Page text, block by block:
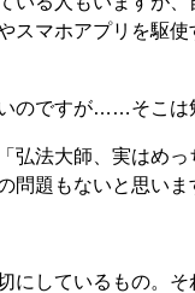
スマホアプリを駆
のですが……そこは
弘法大師、実はめ
問題もないと思い
にしているもの。そ